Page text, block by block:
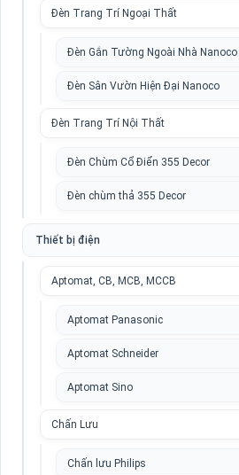
Đèn Trang Trí Ngoại Thất
Đèn Gắn Tường Ngoài Nhà Nanoco
Đèn Sân Vườn Hiện Đại Nanoco
Đèn Trang Trí Nội Thất
Đèn Chùm Cổ Điển 355 Decor
Đèn chùm thả 355 Decor
Thiết bị điện
Aptomat, CB, MCB, MCCB
Aptomat Panasonic
Aptomat Schneider
Aptomat Sino
Chấn Lưu
Chấn lưu Philips